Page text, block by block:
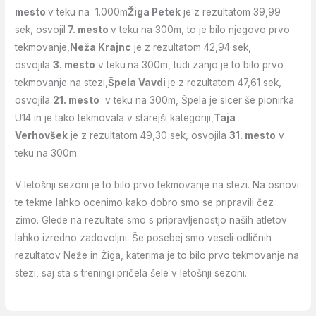
mestov teku na 1.000mŽiga Petek je z rezultatom 39,99
sek, osvojil 7. mestov teku na 300m, to je bilo njegovo prvo
tekmovanje, Neža Krajnc je z rezultatom 42,94 sek,
osvojila3. mesto v teku na 300m, tudi zanjo je to bilo prvo
tekmovanje na stezi,Špela Vavdije z rezultatom 47,61 sek,
osvojila 21. mesto v teku na 300m, Špela je sicer še pionirka
U14 in je tako tekmovala v starejši kategoriji, Taja
Verhovšek je z rezultatom 49,30 sek, osvojila31. mesto v
teku na 300m.
V letošnji sezoni je to bilo prvo tekmovanje na stezi. Na osnovi
te tekme lahko ocenimo kako dobro smo se pripravili čez
zimo. Glede na rezultate smo s pripravljenostjo naših atletov
lahko izredno zadovoljni. Še posebej smo veseli odličnih
rezultatov Neže in Žiga, katerima je to bilo prvo tekmovanje na
stezi, saj sta s treningi pričela šele v letošnji sezoni.